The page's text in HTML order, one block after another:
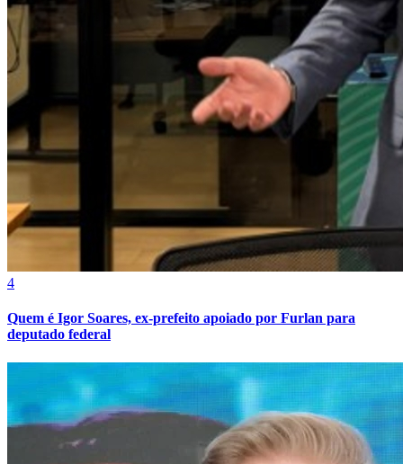
4
Quem é Igor Soares, ex-prefeito apoiado por Furlan para
deputado federal